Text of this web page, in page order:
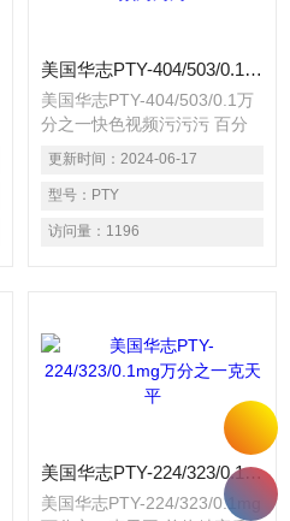
美国华志PTY-404/503/0.1万分之一快色视频污污污
美国华志PTY-404/503/0.1万
分之一快色视频污污污 百分
比称重功能 ※密度称量直读
功能 ※动物（动态）称量功
能 ※设定物体称量计数功能
※成本结算（计价）功能 ※
上下限检重功能 ※毛、净、
更新时间： 2024-06-17
型号： PTY
访问量： 1196
美国华志PTY-224/323/0.1mg万分之一克天平
美国华志PTY-224/323/0.1mg